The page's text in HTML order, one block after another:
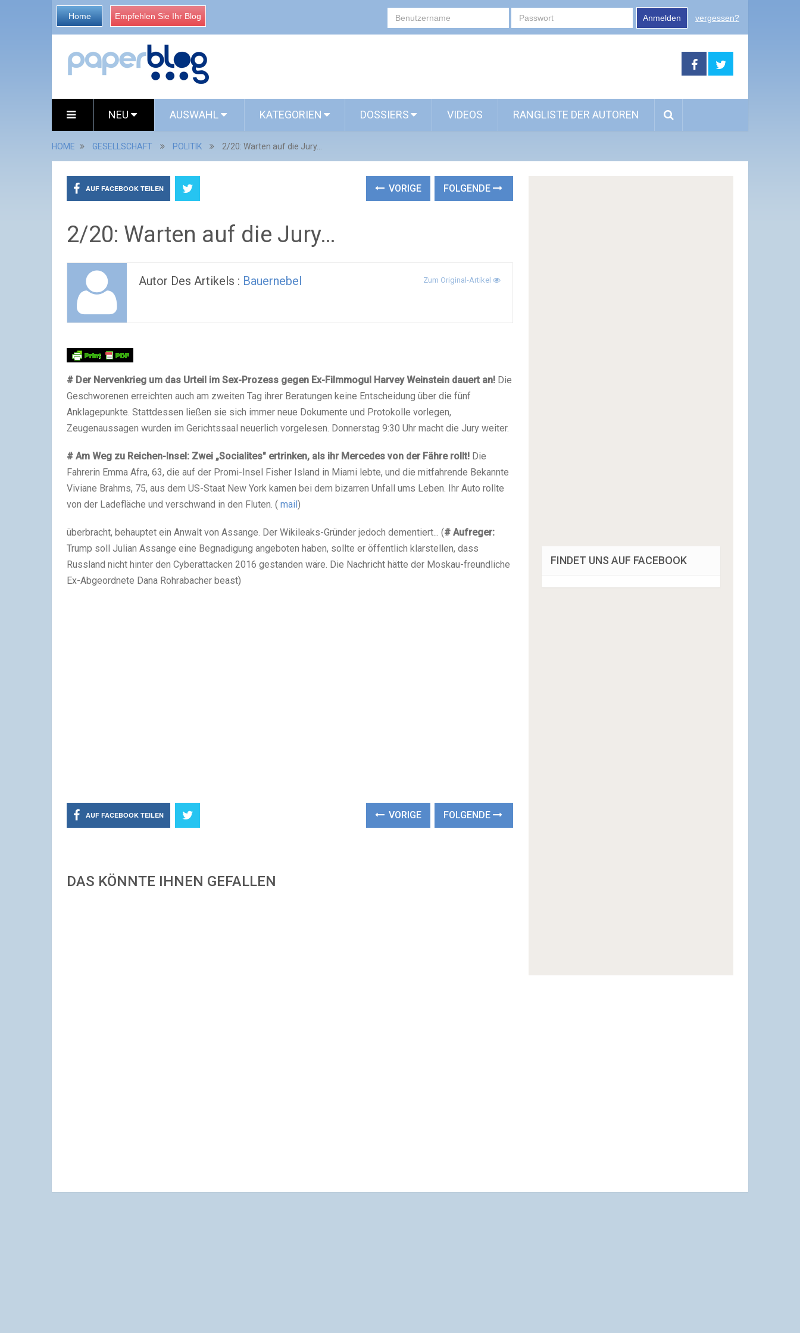
Home Empfehlen Sie Ihr Blog Anmelden vergessen?
NEU AUSWAHL KATEGORIEN DOSSIERS VIDEOS RANGLISTE DER AUTOREN
HOME GESELLSCHAFT POLITIK 2/20: Warten auf die Jury…
AUF FACEBOOK TEILEN VORIGE FOLGENDE
2/20: Warten auf die Jury…
Autor Des Artikels : Bauernebel Zum Original-Artikel
# Der Nervenkrieg um das Urteil im Sex-Prozess gegen Ex-Filmmogul Harvey Weinstein dauert an! Die
Geschworenen erreichten auch am zweiten Tag ihrer Beratungen keine Entscheidung über die fünf
Anklagepunkte. Stattdessen ließen sie sich immer neue Dokumente und Protokolle vorlegen,
Zeugenaussagen wurden im Gerichtssaal neuerlich vorgelesen. Donnerstag 9:30 Uhr macht die Jury weiter.
# Am Weg zu Reichen-Insel: Zwei „Socialites" ertrinken, als ihr Mercedes von der Fähre rollt! Die
Fahrerin Emma Afra, 63, die auf der Promi-Insel Fisher Island in Miami lebte, und die mitfahrende Bekannte
Viviane Brahms, 75, aus dem US-Staat New York kamen bei dem bizarren Unfall ums Leben. Ihr Auto rollte
von der Ladefläche und verschwand in den Fluten. ( mail)
überbracht, behauptet ein Anwalt von Assange. Der Wikileaks-Gründer jedoch dementiert... (# Aufreger:
Trump soll Julian Assange eine Begnadigung angeboten haben, sollte er öffentlich klarstellen, dass
Russland nicht hinter den Cyberattacken 2016 gestanden wäre. Die Nachricht hätte der Moskau-freundliche
Ex-Abgeordnete Dana Rohrabacher beast)
AUF FACEBOOK TEILEN VORIGE FOLGENDE
DAS KÖNNTE IHNEN GEFALLEN
FINDET UNS AUF FACEBOOK